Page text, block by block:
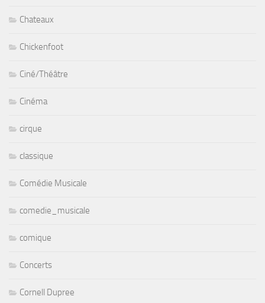
Chateaux
Chickenfoot
Ciné/Théâtre
Cinéma
cirque
classique
Comédie Musicale
comedie_musicale
comique
Concerts
Cornell Dupree